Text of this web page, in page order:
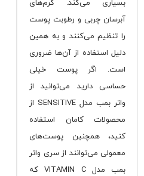
بسیاری می‌کند. کرم‌های
آبرسان چربی و رطوبت پوست
را تنظیم می‌کنند و به همین
دلیل استفاده از آن‌ها ضروری
است. اگر پوست خیلی
حساسی دارید می‌توانید از
واتر بمب مدل SENSITIVE از
محصولات کامان استفاده
کنید، همچنین پوست‌های
معمولی می‌توانند از سری واتر
بمب مدل VITAMIN C که